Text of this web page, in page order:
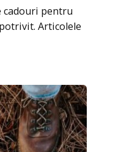
cadouri pentru
Articolele